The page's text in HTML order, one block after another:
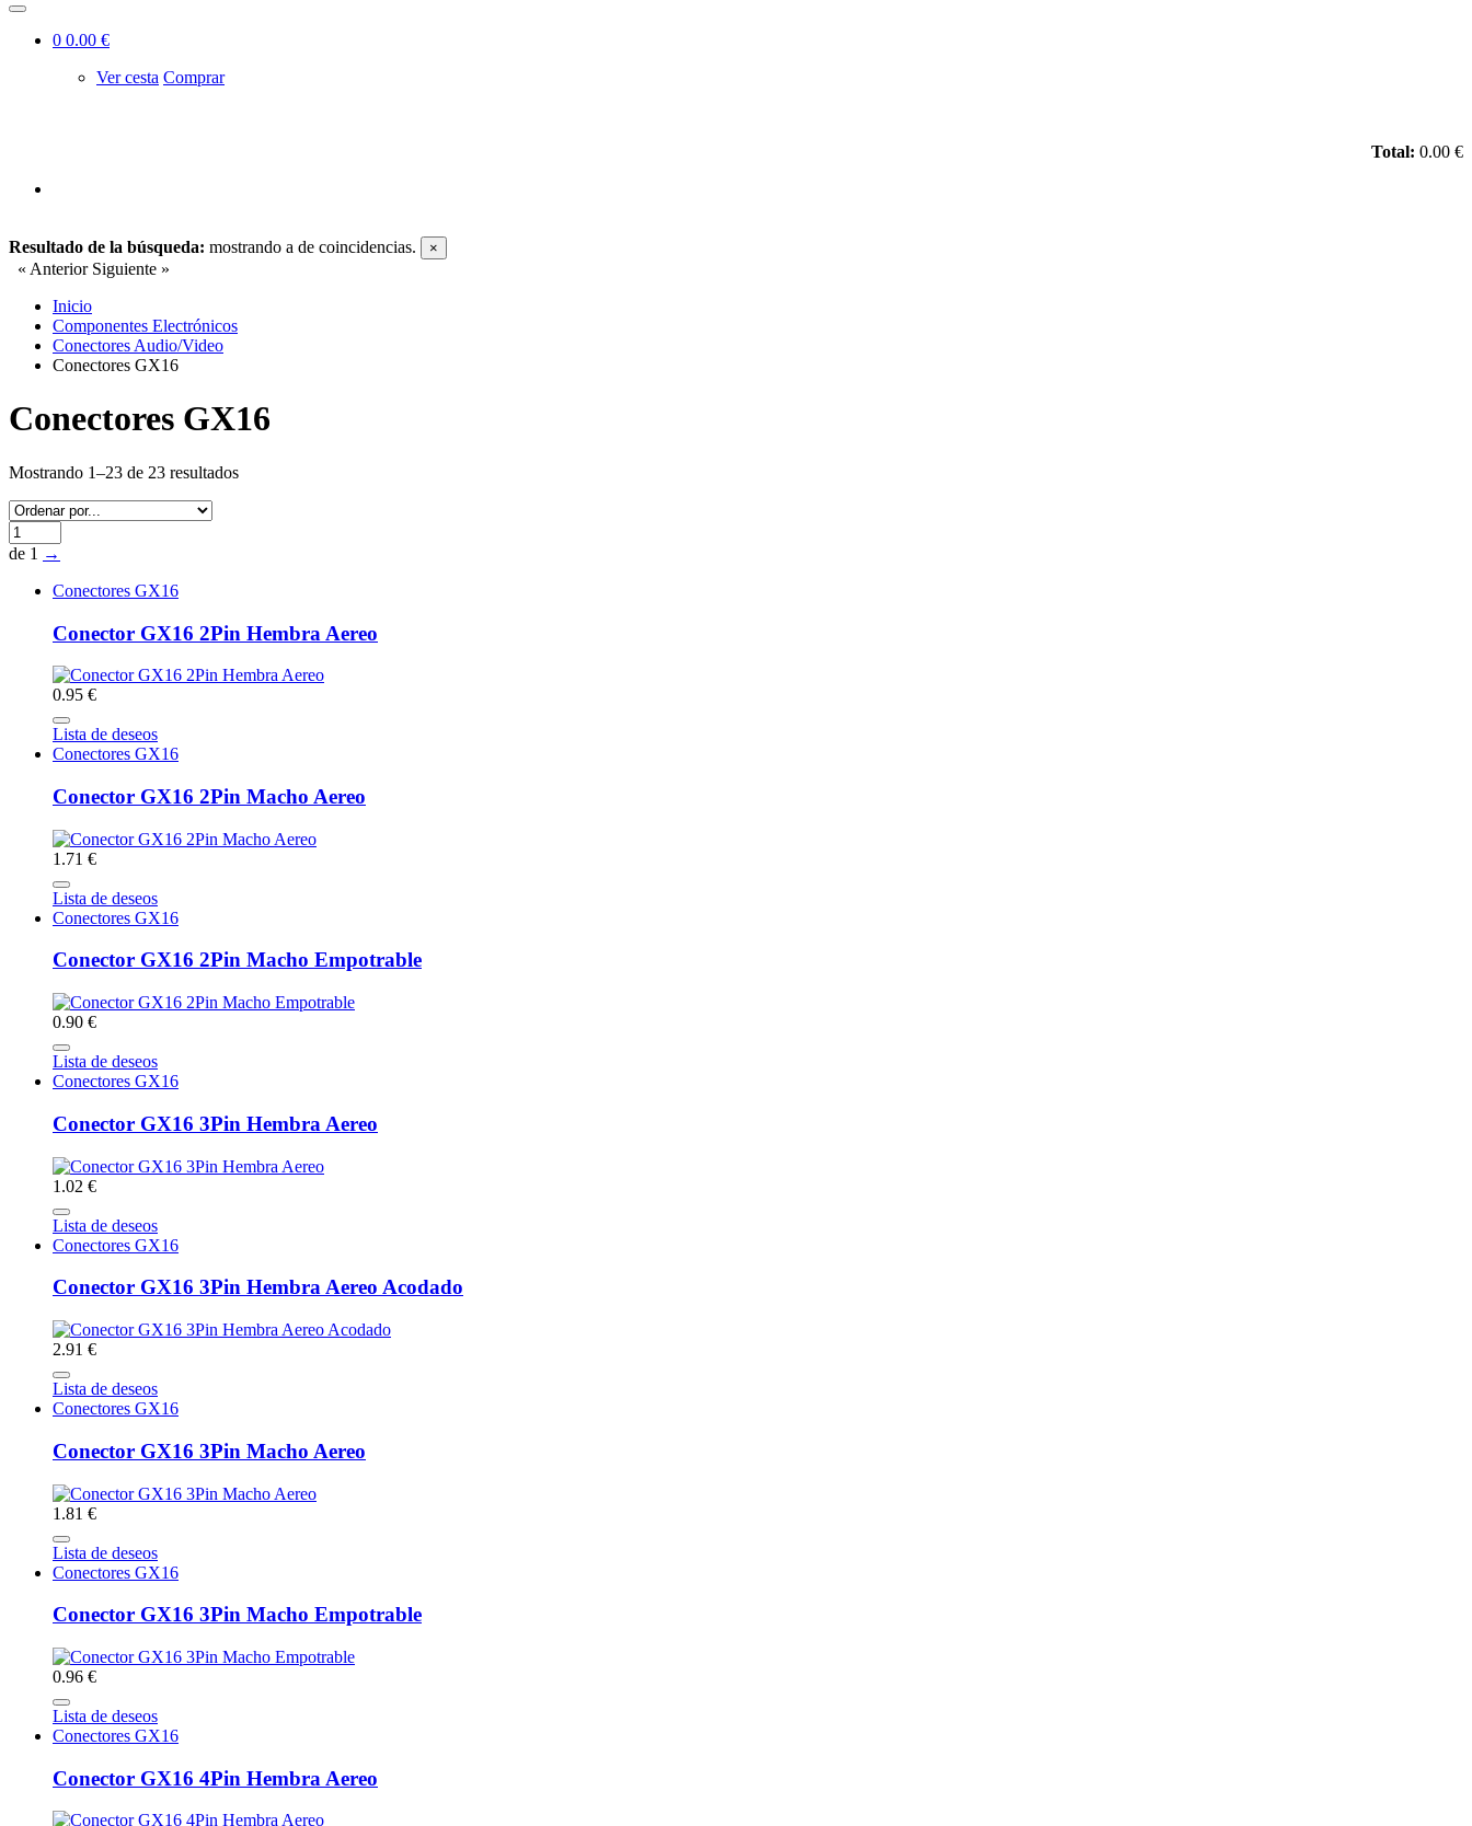
0 0.00 €
Ver cesta Comprar
Total: 0.00 €
Resultado de la búsqueda: mostrando a de coincidencias. ×
« Anterior Siguiente »
Inicio
Componentes Electrónicos
Conectores Audio/Video
Conectores GX16
Conectores GX16
Mostrando 1–23 de 23 resultados
de 1 →
Conectores GX16
Conector GX16 2Pin Hembra Aereo
0.95 €
Lista de deseos
Conectores GX16
Conector GX16 2Pin Macho Aereo
1.71 €
Lista de deseos
Conectores GX16
Conector GX16 2Pin Macho Empotrable
0.90 €
Lista de deseos
Conectores GX16
Conector GX16 3Pin Hembra Aereo
1.02 €
Lista de deseos
Conectores GX16
Conector GX16 3Pin Hembra Aereo Acodado
2.91 €
Lista de deseos
Conectores GX16
Conector GX16 3Pin Macho Aereo
1.81 €
Lista de deseos
Conectores GX16
Conector GX16 3Pin Macho Empotrable
0.96 €
Lista de deseos
Conectores GX16
Conector GX16 4Pin Hembra Aereo